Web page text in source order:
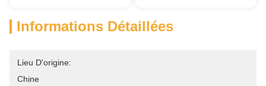
Informations Détaillées
Lieu D'origine:
Chine